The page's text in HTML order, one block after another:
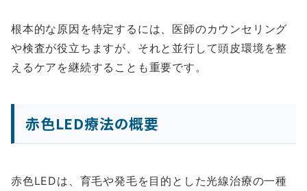
根本的な原因を特定するには、医師のカウンセリング
や検査が役立ちますが、それと並行して頭皮環境を整
えるケアを継続することも重要です。
赤色LED療法の概要
赤色LEDは、育毛や発毛を目的とした光線治療の一種